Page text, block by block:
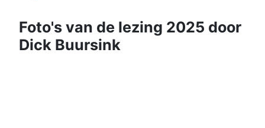
Foto's van de lezing 2025 door
Dick Buursink